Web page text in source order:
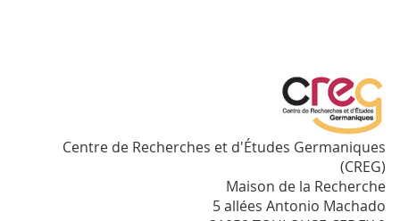
Centre de Recherches et d'Études Germaniques
(CREG)
Maison de la Recherche
5 allées Antonio Machado